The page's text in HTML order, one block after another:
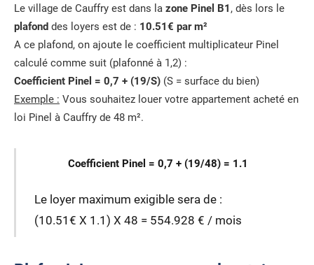
Le village de Cauffry est dans la zone Pinel B1 , dès lors le
plafond des loyers est de : 10.51€ par m²
A ce plafond, on ajoute le coefficient multiplicateur Pinel
calculé comme suit (plafonné à 1,2) :
Coefficient Pinel = 0,7 + (19/S) (S = surface du bien)
Exemple : Vous souhaitez louer votre appartement acheté en
loi Pinel à Cauffry de 48 m².
Coefficient Pinel = 0,7 + (19/48) = 1.1
Le loyer maximum exigible sera de :
(10.51€ X 1.1) X 48 = 554.928 € / mois